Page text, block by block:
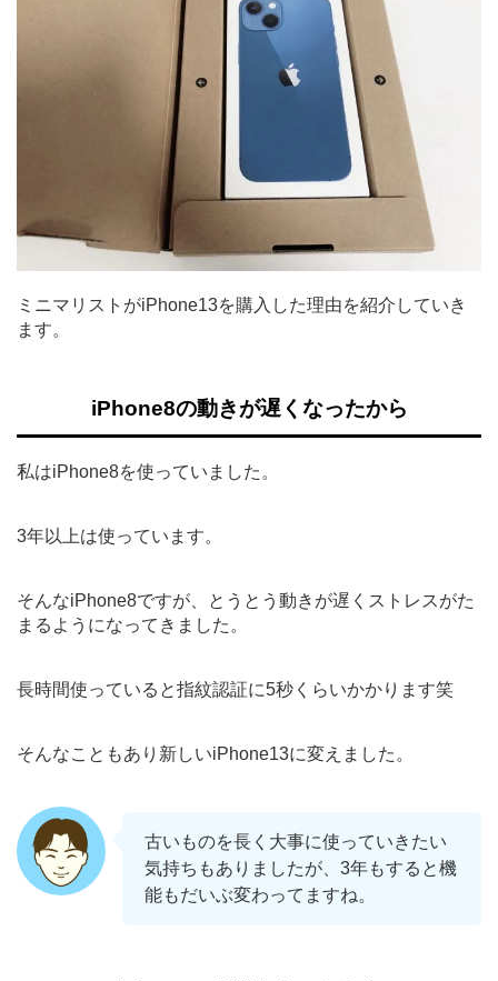
ミニマリストがiPhone13を購入した理由を紹介していき
ます。
iPhone8の動きが遅くなったから
私はiPhone8を使っていました。
3年以上は使っています。
そんなiPhone8ですが、とうとう動きが遅くストレスがた
まるようになってきました。
長時間使っていると指紋認証に5秒くらいかかります笑
そんなこともあり新しいiPhone13に変えました。
古いものを長く大事に使っていきたい
気持ちもありましたが、3年もすると機
能もだいぶ変わってますね。